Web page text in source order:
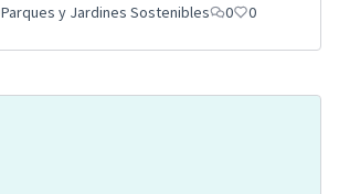
Parques y Jardines Sostenibles 0 0